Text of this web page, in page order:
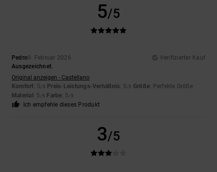
5/5
Pedro9. Februar 2026
Verifizierter Kauf
Ausgezeichnet.
Original anzeigen - Castellano
Komfort: 5/5 Preis-Leistungs-Verhältnis: 5/5 Größe: Perfekte Größe
Material : 5 /5 Farbe: 5/5
Ich empfehle dieses Produkt
3/5